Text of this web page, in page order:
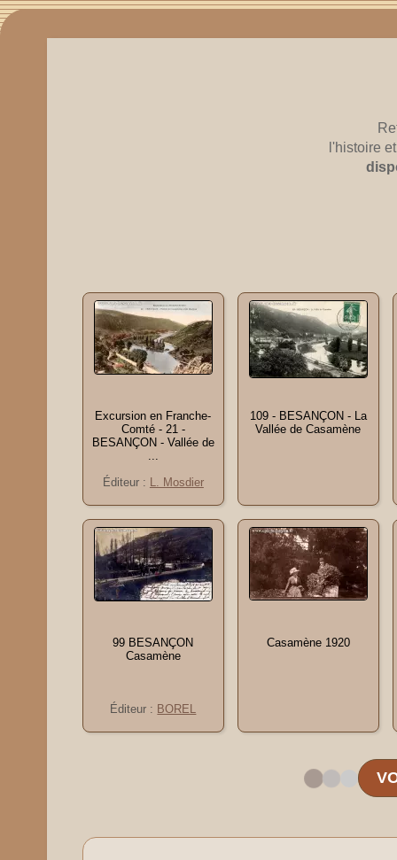
l'histoire
Excursion en Franche-
Comté - 21 -
BESANÇON - Vallée de
...
Éditeur : L. Mosdier
109 - BESANÇON - La
Vallée de Casamène
99 BESANÇON
Casamène
Éditeur : BOREL
Casamène 1920